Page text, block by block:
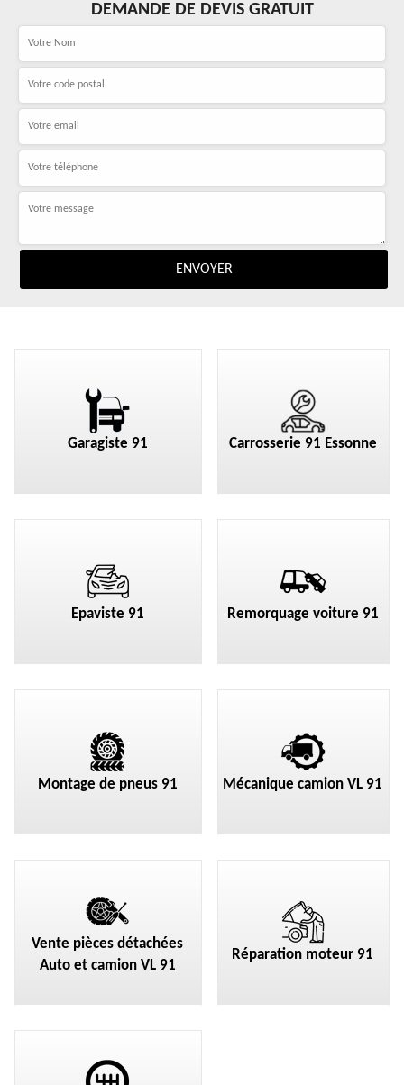
DEMANDE DE DEVIS GRATUIT
Garagiste 91 Carrosserie 91 Essonne
Epaviste 91 Remorquage voiture 91
Montage de pneus 91 Mécanique camion VL 91
Vente pièces détachées
Auto et camion VL 91
Réparation moteur 91